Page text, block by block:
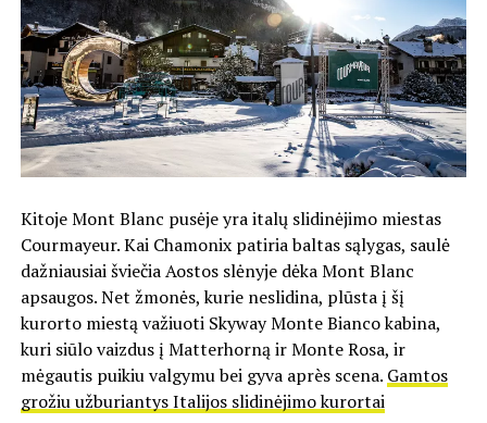
Kitoje Mont Blanc pusėje yra italų slidinėjimo miestas
Courmayeur. Kai Chamonix patiria baltas sąlygas, saulė
dažniausiai šviečia Aostos slėnyje dėka Mont Blanc
apsaugos. Net žmonės, kurie neslidina, plūsta į šį
kurorto miestą važiuoti Skyway Monte Bianco kabina,
kuri siūlo vaizdus į Matterhorną ir Monte Rosa, ir
mėgautis puikiu valgymu bei gyva après scena. Gamtos
grožiu užburiantys Italijos slidinėjimo kurortai